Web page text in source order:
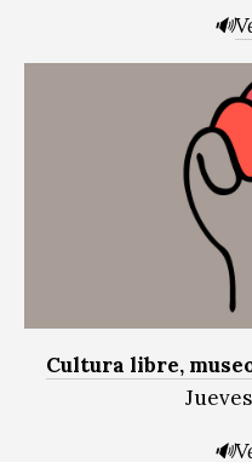
🔊
Cultura libre,
🔊